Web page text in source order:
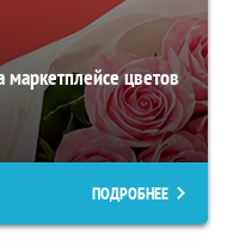
цветов
ПОДРОБНЕЕ